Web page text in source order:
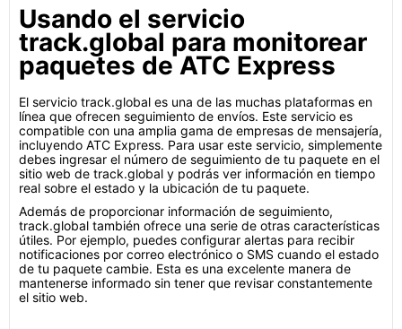
Usando el servicio
track.global para monitorear
paquetes de ATC Express
El servicio track.global es una de las muchas plataformas en
línea que ofrecen seguimiento de envíos. Este servicio es
compatible con una amplia gama de empresas de mensajería,
incluyendo ATC Express. Para usar este servicio, simplemente
debes ingresar el número de seguimiento de tu paquete en el
sitio web de track.global y podrás ver información en tiempo
real sobre el estado y la ubicación de tu paquete.
Además de proporcionar información de seguimiento,
track.global también ofrece una serie de otras características
útiles. Por ejemplo, puedes configurar alertas para recibir
notificaciones por correo electrónico o SMS cuando el estado
de tu paquete cambie. Esta es una excelente manera de
mantenerse informado sin tener que revisar constantemente
el sitio web.